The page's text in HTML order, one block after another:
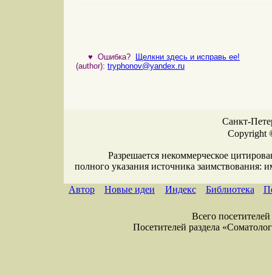
♥ Ошибка?
Щелкни здесь и исправь ее!
(author): tryphonov@yandex.ru
Санкт-
Copyright
Разрешается некоммерческое
полного указания источника заимствования:
Автор Новые идеи Индекс Библиотека
Всего
Посетителей раздела